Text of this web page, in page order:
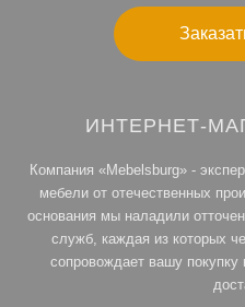
ИНТЕРНЕТ-
Компания «Mebelsburg» -
мебели от отечественных
основания мы наладили
служб, каждая из которых
сопровождает вашу покупку